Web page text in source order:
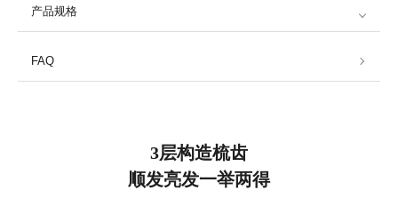
产品规格
FAQ
3层构造梳齿
顺发亮发一举两得